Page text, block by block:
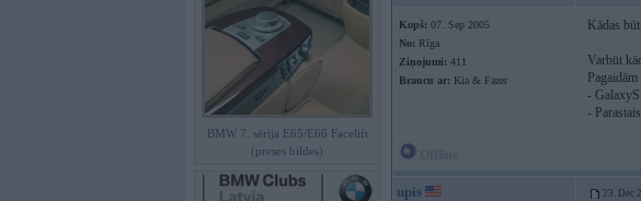
BMW 7. sērija E65/E66 Facelift
(preses bildes)
Kopš: 07. Sep 2005
No: Rīga
Ziņojumi: 411
Braucu ar: Kia & Fazer
Kādas
Varbūt
-
-
upis 23. Dec